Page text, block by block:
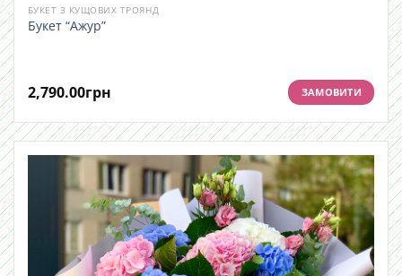
БУКЕТ З КУЩОВИХ ТРОЯНД
Букет “Ажур”
2,790.00грн ЗАМОВИТИ